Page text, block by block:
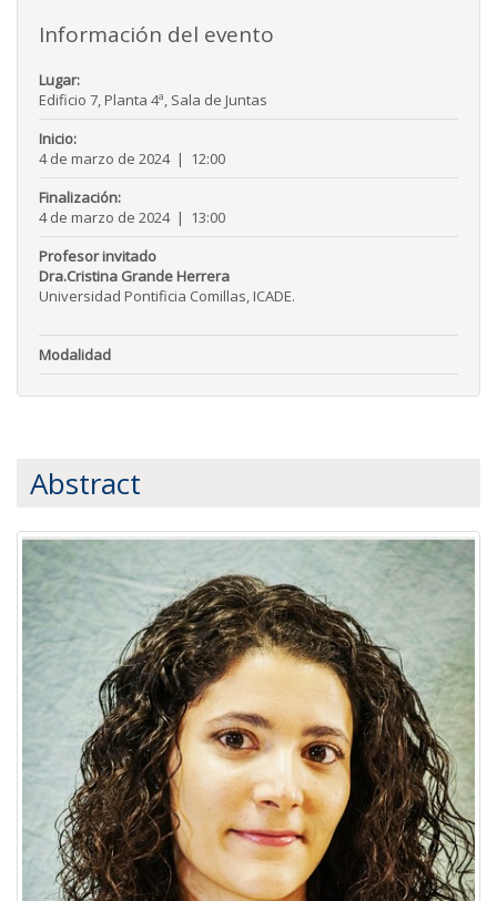
Información del evento
Lugar:
Edificio 7, Planta 4ª, Sala de Juntas
Inicio:
4 de marzo de 2024 | 12:00
Finalización:
4 de marzo de 2024 | 13:00
Profesor invitado
Dra.Cristina Grande Herrera
Universidad Pontificia Comillas, ICADE.
Modalidad
Abstract